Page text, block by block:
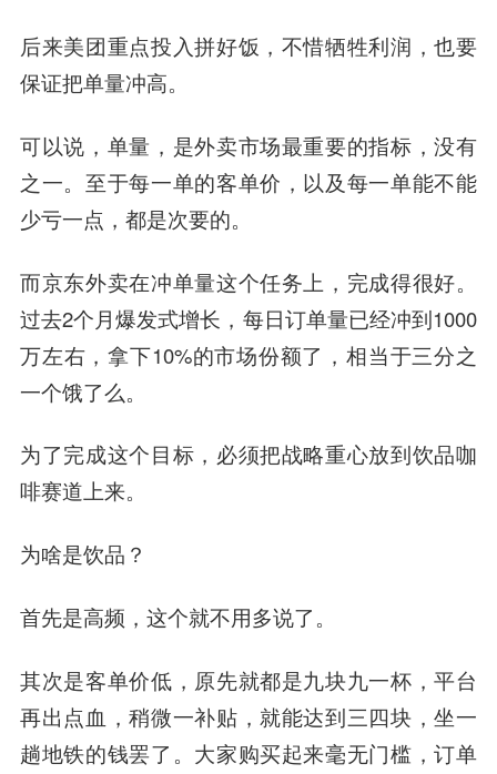
后来美团重点投入拼好饭，不惜牺牲利润，也要
保证把单量冲高。
可以说，单量，是外卖市场最重要的指标，没有
之一。至于每一单的客单价，以及每一单能不能
少亏一点，都是次要的。
而京东外卖在冲单量这个任务上，完成得很好。
过去2个月爆发式增长，每日订单量已经冲到1000
万左右，拿下10%的市场份额了，相当于三分之
一个饿了么。
为了完成这个目标，必须把战略重心放到饮品咖
啡赛道上来。
为啥是饮品？
首先是高频，这个就不用多说了。
其次是客单价低，原先就都是九块九一杯，平台
再出点血，稍微一补贴，就能达到三四块，坐一
趟地铁的钱罢了。大家购买起来毫无门槛，订单